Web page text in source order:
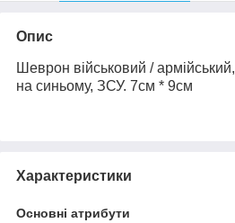
Опис
Шеврон військовий / армійський,
на синьому, ЗСУ. 7см * 9см
Характеристики
Основні атрибути